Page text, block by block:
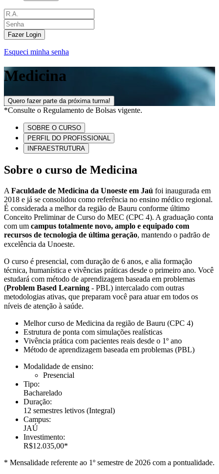
Fazer Login
Esqueci minha senha
Medicina
Quero fazer parte da próxima turma!
*Consulte o Regulamento de Bolsas vigente.
SOBRE O CURSO
PERFIL DO PROFISSIONAL
INFRAESTRUTURA
Sobre o curso de Medicina
A Faculdade de Medicina da Unoeste em Jaú foi inaugurada em
2018 e já se consolidou como referência no ensino médico regional.
É considerada a melhor da região de Bauru conforme último
Conceito Preliminar de Curso do MEC (CPC 4). A graduação conta
com um campus totalmente novo, amplo e equipado com
recursos de tecnologia de última geração, mantendo o padrão de
excelência da Unoeste.
O curso é presencial, com duração de 6 anos, e alia formação
técnica, humanística e vivências práticas desde o primeiro ano. Você
estudará com método de aprendizagem baseada em problemas
(Problem Based Learning - PBL) intercalado com outras
metodologias ativas, que preparam você para atuar em todos os
níveis de atenção à saúde.
Melhor curso de Medicina da região de Bauru (CPC 4)
Estrutura de ponta com simulações realísticas
Vivência prática com pacientes reais desde o 1º ano
Método de aprendizagem baseada em problemas (PBL)
Modalidade de ensino:
Presencial
Tipo:
Bacharelado
Duração:
12 semestres letivos (Integral)
Campus:
JAÚ
Investimento:
R$12.035,00*
* Mensalidade referente ao 1º semestre de 2026 com a pontualidade.